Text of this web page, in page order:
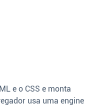
e o CSS e monta
usa uma engine